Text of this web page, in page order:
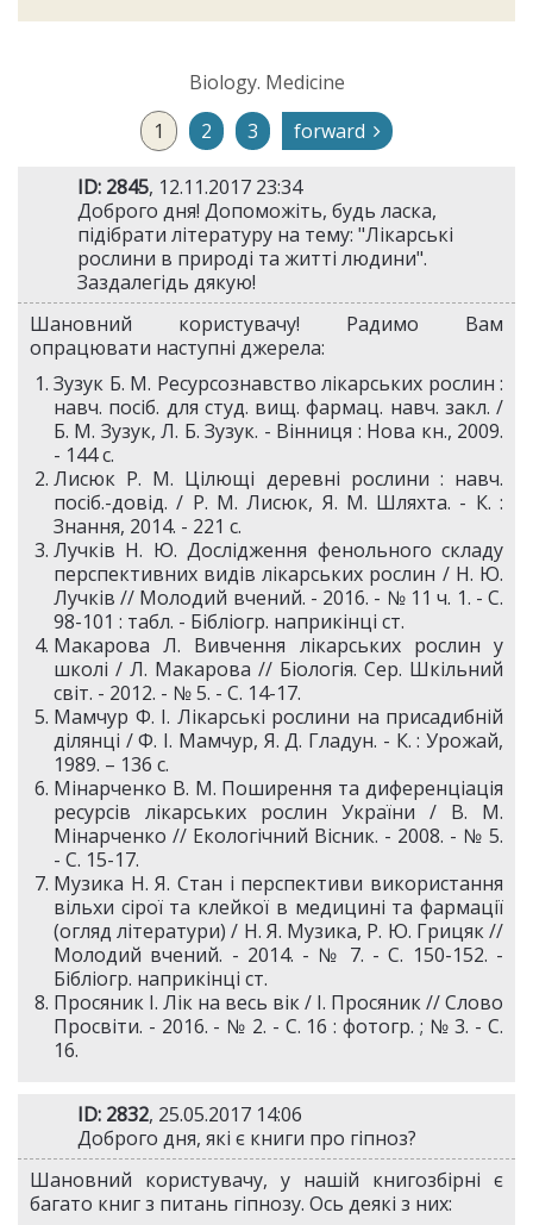
Biology. Medicine
1
2 3 forward
ID: 2845, 12.11.2017 23:34
Доброго дня! Допоможіть, будь ласка,
підібрати літературу на тему: "Лікарські
рослини в природі та житті людини".
Заздалегідь дякую!
Шановний користувачу! Радимо Вам
опрацювати наступні джерела:
Зузук Б. М. Ресурсознавство лікарських рослин :
навч. посіб. для студ. вищ. фармац. навч. закл. /
Б. М. Зузук, Л. Б. Зузук. - Вінниця : Нова кн., 2009.
- 144 с.
Лисюк Р. М. Цілющі деревні рослини : навч.
посіб.-довід. / Р. М. Лисюк, Я. М. Шляхта. - К. :
Знання, 2014. - 221 с.
Лучків Н. Ю. Дослідження фенольного складу
перспективних видів лікарських рослин / Н. Ю.
Лучків // Молодий вчений. - 2016. - № 11 ч. 1. - С.
98-101 : табл. - Бібліогр. наприкінці ст.
Макарова Л. Вивчення лікарських рослин у
школі / Л. Макарова // Біологія. Сер. Шкільний
світ. - 2012. - № 5. - С. 14-17.
Мамчур Ф. І. Лікарські рослини на присадибній
ділянці / Ф. I. Мамчур, Я. Д. Гладун. - К. : Урожай,
1989. – 136 с.
Мінарченко В. М. Поширення та диференціація
ресурсів лікарських рослин України / В. М.
Мінарченко // Екологічний Вісник. - 2008. - № 5.
- С. 15-17.
Музика Н. Я. Стан і перспективи використання
вільхи сірої та клейкої в медицині та фармації
(огляд літератури) / Н. Я. Музика, Р. Ю. Грицяк //
Молодий вчений. - 2014. - № 7. - С. 150-152. -
Бібліогр. наприкінці ст.
Просяник І. Лік на весь вік / І. Просяник // Слово
Просвіти. - 2016. - № 2. - С. 16 : фотогр. ; № 3. - С.
16.
ID: 2832, 25.05.2017 14:06
Доброго дня, які є книги про гіпноз?
Шановний користувачу, у нашій книгозбірні є
багато книг з питань гіпнозу. Ось деякі з них: